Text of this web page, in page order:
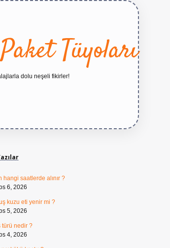
Tüyoları
dolu neşeli fikirler!
hangi saatlerde alınır ?
6, 2026
kuzu eti yenir mi ?
5, 2026
türü nedir ?
4, 2026